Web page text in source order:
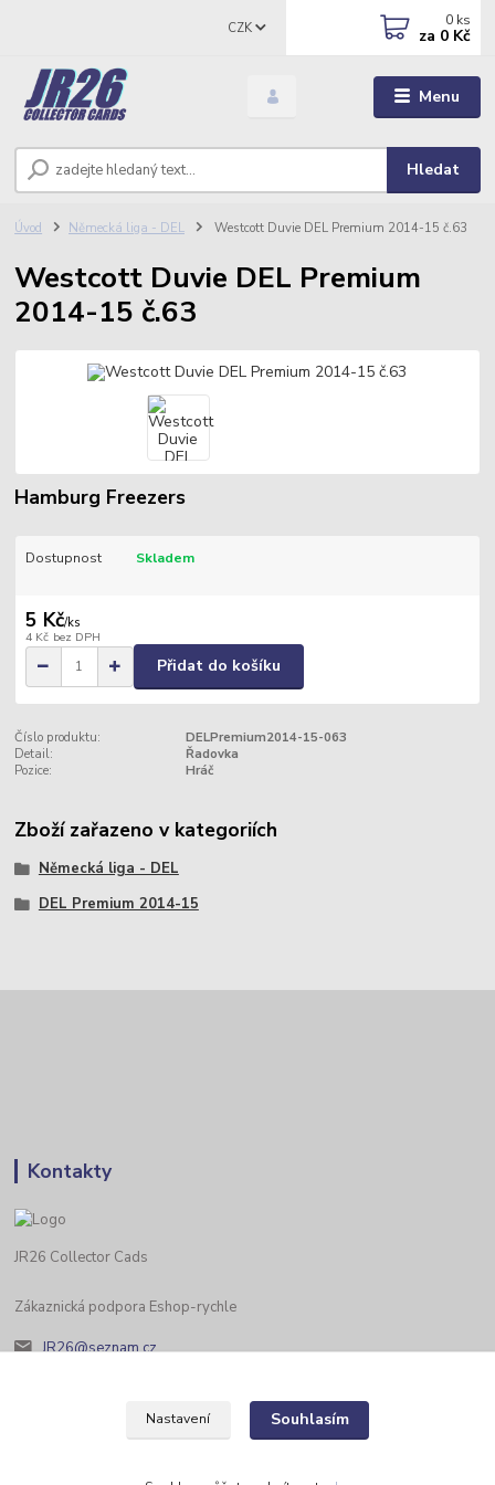
Menu
CZK
Hledat
0 ks
za 0 Kč
Úvod Německá liga - DEL Westcott Duvie DEL Premium 2014-15 č.63
Westcott Duvie DEL Premium
2014-15 č.63
Hamburg Freezers
Dostupnost Skladem
5 Kč/ks
4 Kč bez DPH
Přidat do košíku
Číslo produktu:
DELPremium2014-15-063
Detail:
Řadovka
Pozice:
Hráč
Zboží zařazeno v kategoriích
Německá liga - DEL
DEL Premium 2014-15
Kontakty
JR26 Collector Cads
Zákaznická podpora Eshop-rychle
JR26@seznam.cz
Nastavení Souhlasím